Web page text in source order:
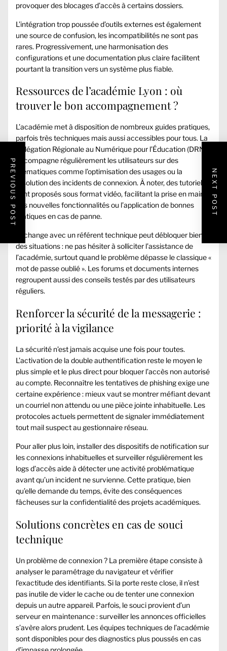
provoquer des blocages d’accès à certains dossiers.
L’intégration trop poussée d’outils externes est également
une source de confusion, les incompatibilités ne sont pas
rares. Progressivement, une harmonisation des
configurations et une documentation plus claire facilitent
pourtant la transition vers un système plus fiable.
Ressources de l’académie Lyon : où
trouver le bon accompagnement ?
L’académie met à disposition de nombreux guides pratiques,
parfois très techniques mais aussi accessibles pour tous. La
Délégation Régionale au Numérique pour l’Éducation (DRNE)
accompagne régulièrement les utilisateurs sur des
thématiques comme l’optimisation des usages ou la
résolution des incidents de connexion. À noter, des tutoriels
sont proposés sous format vidéo, facilitant la prise en main
des nouvelles fonctionnalités ou l’application de bonnes
pratiques en cas de panne.
L’échange avec un référent technique peut débloquer bien
des situations : ne pas hésiter à solliciter l’assistance de
l’académie, surtout quand le problème dépasse le classique «
mot de passe oublié ». Les forums et documents internes
regroupent aussi des conseils testés par des utilisateurs
réguliers.
Renforcer la sécurité de la messagerie :
priorité à la vigilance
La sécurité n’est jamais acquise une fois pour toutes.
L’activation de la double authentification reste le moyen le
plus simple et le plus direct pour bloquer l’accès non autorisé
au compte. Reconnaître les tentatives de phishing exige une
certaine expérience : mieux vaut se montrer méfiant devant
un courriel non attendu ou une pièce jointe inhabituelle. Les
protocoles actuels permettent de signaler immédiatement
tout mail suspect au gestionnaire réseau.
Pour aller plus loin, installer des dispositifs de notification sur
les connexions inhabituelles et surveiller régulièrement les
logs d’accès aide à détecter une activité problématique
avant qu’un incident ne survienne. Cette pratique, bien
qu’elle demande du temps, évite des conséquences
fâcheuses sur la confidentialité des projets académiques.
Solutions concrètes en cas de souci
technique
Un problème de connexion ? La première étape consiste à
analyser le paramétrage du navigateur et vérifier
l’exactitude des identifiants. Si la porte reste close, il n’est
pas inutile de vider le cache ou de tenter une connexion
depuis un autre appareil. Parfois, le souci provient d’un
serveur en maintenance : surveiller les annonces officielles
s’avère alors prudent. Les équipes techniques de l’académie
sont disponibles pour des diagnostics plus poussés en cas
PREVIOUS POST NEXT POST